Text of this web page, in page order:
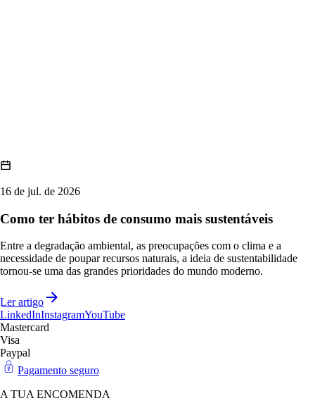
16 de jul. de 2026
Como ter hábitos de consumo mais sustentáveis
Entre a degradação ambiental, as preocupações com o clima e a
necessidade de poupar recursos naturais, a ideia de sustentabilidade
tornou-se uma das grandes prioridades do mundo moderno.
Ler artigo
LinkedInInstagramYouTube
Mastercard
Visa
Paypal
Pagamento seguro
A TUA ENCOMENDA